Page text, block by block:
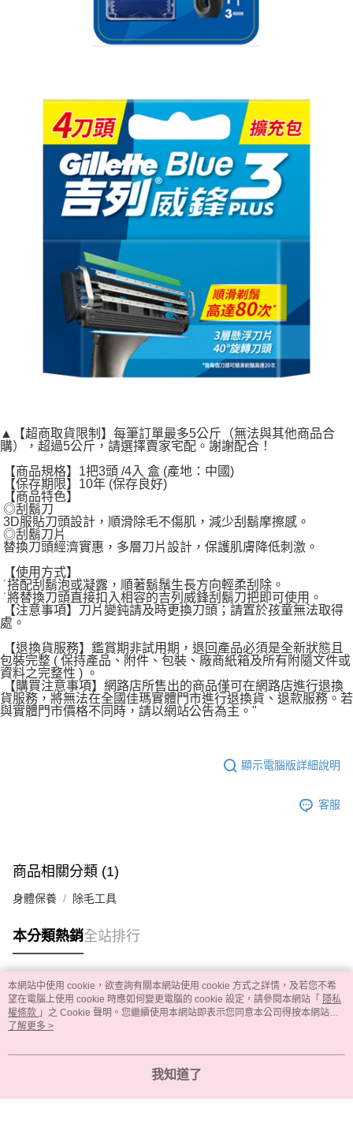
▲【超商取貨限制】每筆訂單最多5公斤（無法與其他商品合
購），超過5公斤，請選擇賣家宅配。謝謝配合！
【商品規格】1把3頭 /4入 盒 (產地：中國)
【保存期限】10年 (保存良好)
【商品特色】
◎刮鬍刀
3D服貼刀頭設計，順滑除毛不傷肌，減少刮鬍摩擦感。
◎刮鬍刀片
替換刀頭經濟實惠，多層刀片設計，保護肌膚降低刺激。
【使用方式】
˙搭配刮鬍泡或凝露，順著鬍鬚生長方向輕柔刮除。
˙將替換刀頭直接扣入相容的吉列威鋒刮鬍刀把即可使用。
【注意事項】刀片變鈍請及時更換刀頭；請置於孩童無法取得
處。
【退換貨服務】鑑賞期非試用期，退回產品必須是全新狀態且
包裝完整 ( 保持產品、附件、包裝、廠商紙箱及所有附隨文件或
資料之完整性 ) 。
【購買注意事項】網路店所售出的商品僅可在網路店進行退換
貨服務，將無法在全國佳瑪實體門市進行退換貨、退款服務。若
與實體門市價格不同時，請以網站公告為主。"
顯示電腦版詳細說明
客服
商品相關分類 (1)
身體保養 除毛工具
本分類熱銷全站排行
熱門標籤
本網站中使用 cookie，欲查詢有關本網站使用 cookie 方式之詳情，及若您不希
望在電腦上使用 cookie 時應如何變更電腦的 cookie 設定，請參閱本網站「 隱私
權條款 」之 Cookie 聲明。您繼續使用本網站即表示您同意本公司得按本網站使
用條款之 Cookie 聲明使用 cookie。
了解更多 >
我知道了